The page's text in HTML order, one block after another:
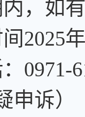
如有
2025
申诉）